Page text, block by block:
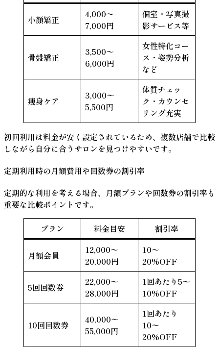
小顔矯正
4,000〜
7,000円
個室・写真撮
影サービス等
骨盤矯正
3,500〜
6,000円
女性特化コー
ス・姿勢分析
など
痩身ケア
3,000〜
5,500円
体質チェッ
ク・カウンセ
リング充実
初回利用は料金が安く設定されているため、複数店舗で比較
しながら自分に合うサロンを見つけやすいです。
定期利用時の月額費用や回数券の割引率
定期的な利用を考える場合、月額プランや回数券の割引率も
重要な比較ポイントです。
プラン 料金目安 割引率
月額会員
12,000〜
20,000円
10〜
20%OFF
5回回数券
22,000〜
28,000円
1回あたり5〜
10%OFF
10回回数券
40,000〜
55,000円
1回あたり
10〜
20%OFF